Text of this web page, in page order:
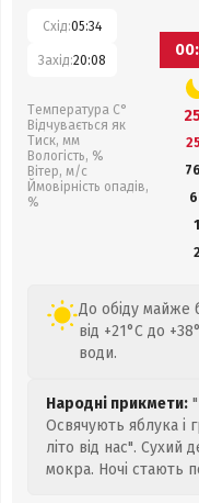
Схід:05:34
Захід:20:08
Температура С°
Відчувається як
Тиск, мм
Вологість, %
Вітер, м/с
Ймовірність опадів,
%
1
2
До обіду майже
від +21°C до
води.
Народні прикмети:
Освячують яблука і
літо від нас". Сухий
мокра. Ночі стають